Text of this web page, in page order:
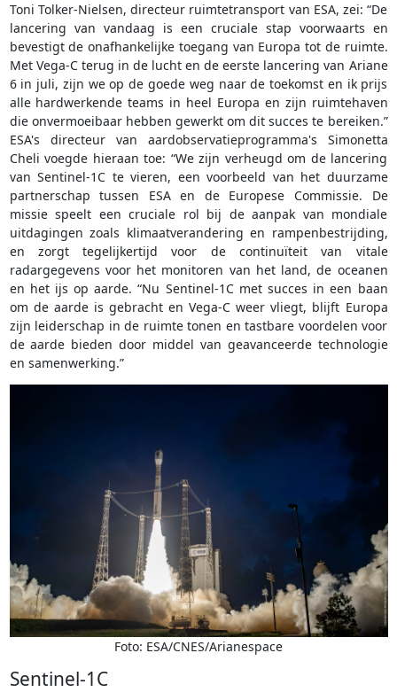
Toni Tolker-Nielsen, directeur ruimtetransport van ESA, zei: “De
lancering van vandaag is een cruciale stap voorwaarts en
bevestigt de onafhankelijke toegang van Europa tot de ruimte.
Met Vega-C terug in de lucht en de eerste lancering van Ariane
6 in juli, zijn we op de goede weg naar de toekomst en ik prijs
alle hardwerkende teams in heel Europa en zijn ruimtehaven
die onvermoeibaar hebben gewerkt om dit succes te bereiken.”
ESA's directeur van aardobservatieprogramma's Simonetta
Cheli voegde hieraan toe: “We zijn verheugd om de lancering
van Sentinel-1C te vieren, een voorbeeld van het duurzame
partnerschap tussen ESA en de Europese Commissie. De
missie speelt een cruciale rol bij de aanpak van mondiale
uitdagingen zoals klimaatverandering en rampenbestrijding,
en zorgt tegelijkertijd voor de continuïteit van vitale
radargegevens voor het monitoren van het land, de oceanen
en het ijs op aarde. “Nu Sentinel-1C met succes in een baan
om de aarde is gebracht en Vega-C weer vliegt, blijft Europa
zijn leiderschap in de ruimte tonen en tastbare voordelen voor
de aarde bieden door middel van geavanceerde technologie
en samenwerking.”
Foto: ESA/CNES/Arianespace
Sentinel-1C